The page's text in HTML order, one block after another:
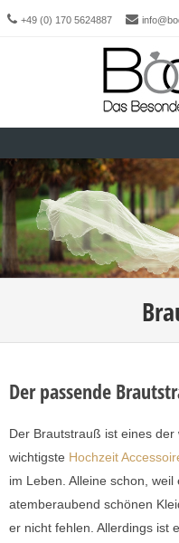
+49 (0) 170 5624887
Skip to content
Der passende
Der Brautstrauß ist eines
wichtigste Hochzeit
im Leben. Alleine schon,
atemberaubend schönen
er nicht fehlen. Allerdings ist